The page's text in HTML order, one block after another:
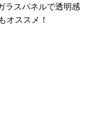
ラスパネルで透明感
オススメ！